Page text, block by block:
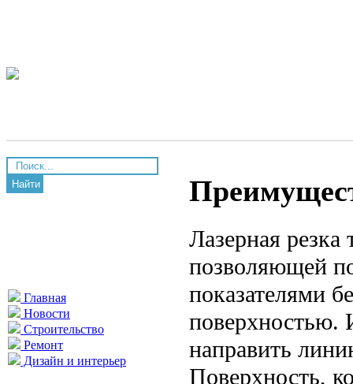
Найти
Главная
Новости
Строительство
Ремонт
Дизайн и интерьер
Лазерная
позволяющей
показателями
поверхностью.
направить
Поверхность,